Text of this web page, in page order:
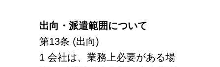
出向・派遣範囲について
第13条 (出向)
1 会社は、業務上必要がある場